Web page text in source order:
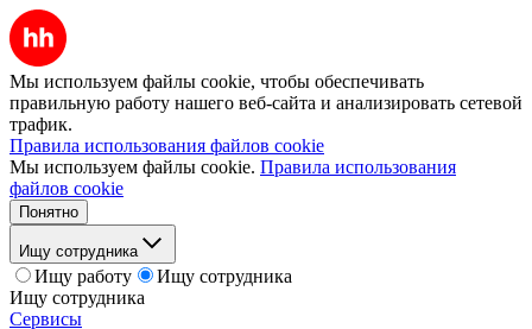
Мы используем файлы cookie, чтобы обеспечивать
правильную работу нашего веб-сайта и анализировать сетевой
трафик.
Правила использования файлов cookie
Мы используем файлы cookie. Правила использования
файлов cookie
Понятно
Ищу сотрудника
Ищу работу
Ищу сотрудника
Ищу сотрудника
Сервисы